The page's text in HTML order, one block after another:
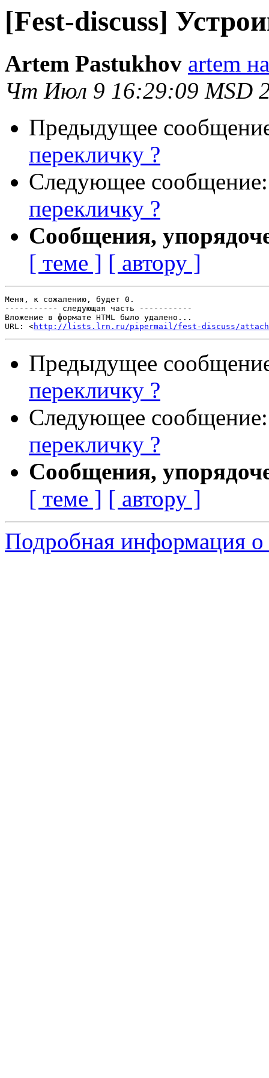
[Fest-discuss]
Artem Pastukhov artem
Чт Июл 9 16:29:09 MSD
Предыдущее
перекличку ?
Следующее
перекличку ?
Сообщения,
[ теме ] [ автору ]
Меня, к сожалению, будет 0.
----------- следующая часть -----------
Вложение в формате HTML было удалено...
URL: <http://lists.lrn.ru/pipermail/fest-discuss/
Предыдущее
перекличку ?
Следующее
перекличку ?
Сообщения,
[ теме ] [ автору ]
Подробная информация о